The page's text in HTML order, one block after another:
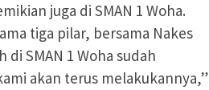
juga di SMAN 1 Woha.
tiga pilar, bersama Nakes
SMAN 1 Woha sudah
akan terus melakukannya,”